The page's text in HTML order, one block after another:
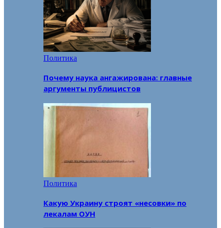
Политика
Почему наука ангажирована: главные
аргументы публицистов
Политика
Какую Украину строят «несовки» по
лекалам ОУН